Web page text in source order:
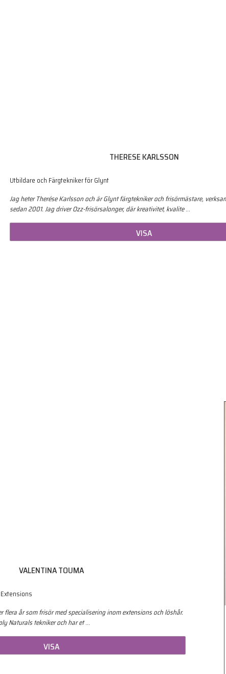
THERESE KARLSSON
Utbildare och Färgtekniker för Glynt
Jag heter Therése Karlsson och är Glynt färgtekniker och frisörmästare,
sedan 2001. Jag driver Ozz-frisörsalonger, där kreativitet, kvalite…
VISA
VALENTINA TOUMA
flera år som frisör med specialisering inom extensions och löshår.
Naturals tekniker och har et…
VISA